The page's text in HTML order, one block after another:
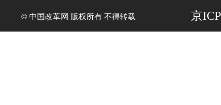
© 中国改革网 版权所有 不得转载 京